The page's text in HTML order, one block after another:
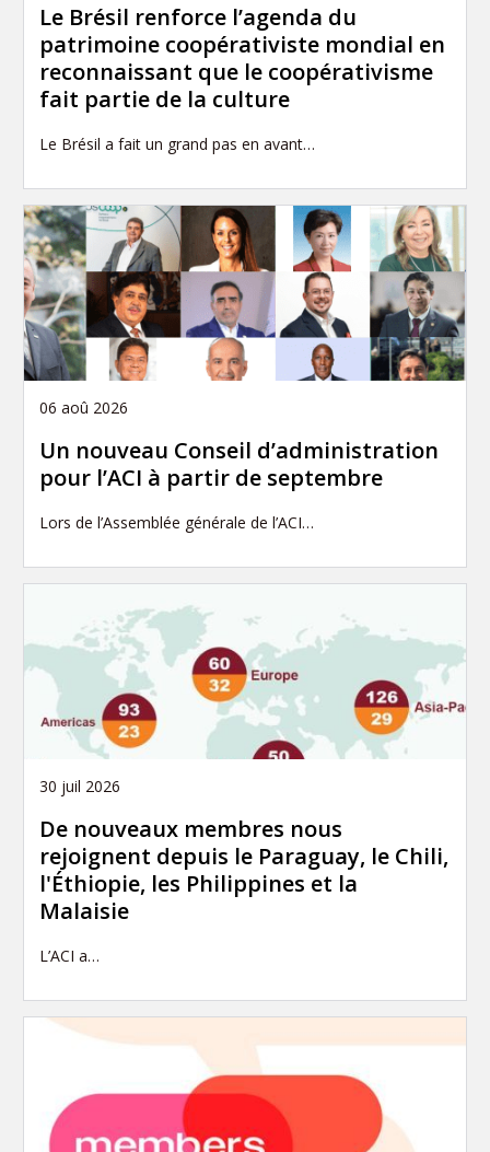
Le Brésil renforce l’agenda du
patrimoine coopérativiste mondial en
reconnaissant que le coopérativisme
fait partie de la culture
Le Brésil a fait un grand pas en avant…
06 aoû 2026
Un nouveau Conseil d’administration
pour l’ACI à partir de septembre
Lors de l’Assemblée générale de l’ACI…
30 juil 2026
De nouveaux membres nous
rejoignent depuis le Paraguay, le Chili,
l'Éthiopie, les Philippines et la
Malaisie
L’ACI a…